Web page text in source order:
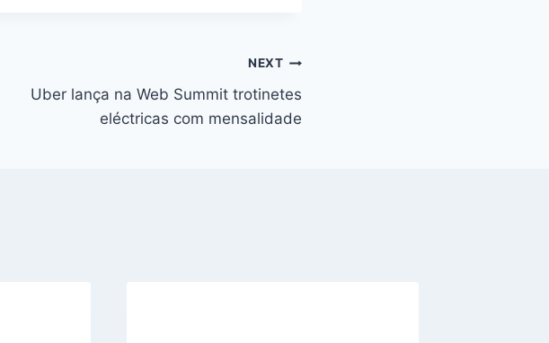
NEXT
Uber lança na Web Summit trotinetes
eléctricas com mensalidade